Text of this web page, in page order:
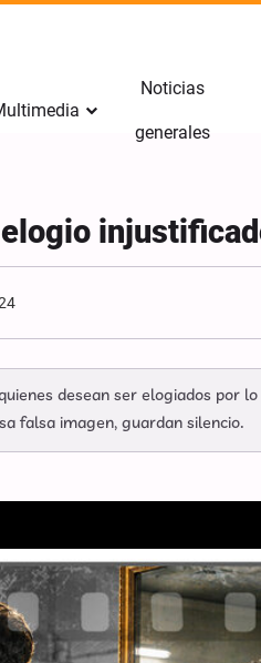
Noticias
generales
desean ser elogiados por
falsa imagen, guardan silencio.
Los